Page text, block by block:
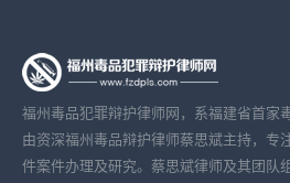
福州毒品犯罪辩护律师网，系福建省首家
由资深福州毒品辩护律师蔡思斌主持，专
件案件办理及研究。蔡思斌律师及其团队